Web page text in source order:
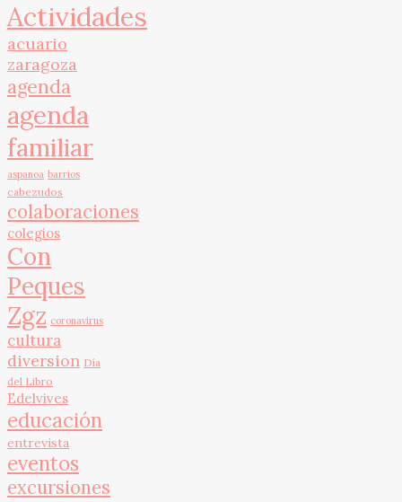
Actividades
acuario
zaragoza
agenda
agenda
familiar
aspanoa barrios
cabezudos
colaboraciones
colegios
Con
Peques
Zgz coronavirus
cultura
diversion Día
del Libro
Edelvives
educación
entrevista
eventos
excursiones